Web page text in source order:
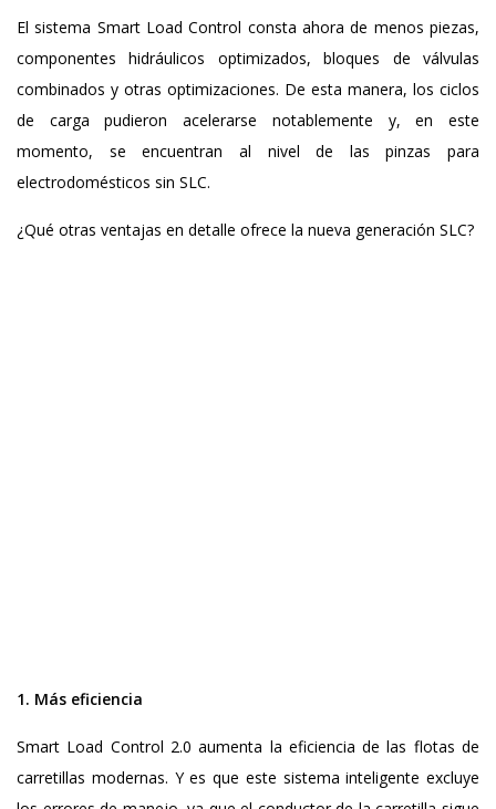
El sistema Smart Load Control consta ahora de menos piezas,
componentes hidráulicos optimizados, bloques de válvulas
combinados y otras optimizaciones. De esta manera, los ciclos
de carga pudieron acelerarse notablemente y, en este
momento, se encuentran al nivel de las pinzas para
electrodomésticos sin SLC.
¿Qué otras ventajas en detalle ofrece la nueva generación SLC?
1. Más eficiencia
Smart Load Control 2.0 aumenta la eficiencia de las flotas de
carretillas modernas. Y es que este sistema inteligente excluye